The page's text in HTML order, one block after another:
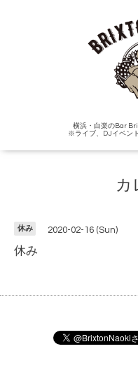
横浜・白楽のBar
※ライブ、DJイベン
カ
休み 2020-02-16 (Sun)
休み